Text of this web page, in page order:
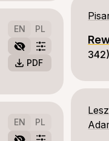
EN PL
PDF
EN PL
342)